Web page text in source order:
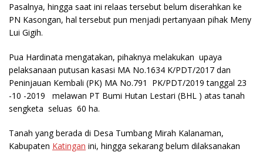
Pasalnya, hingga saat ini relaas tersebut belum diserahkan ke
PN Kasongan, hal tersebut pun menjadi pertanyaan pihak Meny
Lui Gigih.
Pua Hardinata mengatakan, pihaknya melakukan upaya
pelaksanaan putusan kasasi MA No.1634 K/PDT/2017 dan
Peninjauan Kembali (PK) MA No.791 PK/PDT/2019 tanggal 23
-10 -2019 melawan PT Bumi Hutan Lestari (BHL ) atas tanah
sengketa seluas 60 ha.
Tanah yang berada di Desa Tumbang Mirah Kalanaman,
Kabupaten Katingan ini, hingga sekarang belum dilaksanakan